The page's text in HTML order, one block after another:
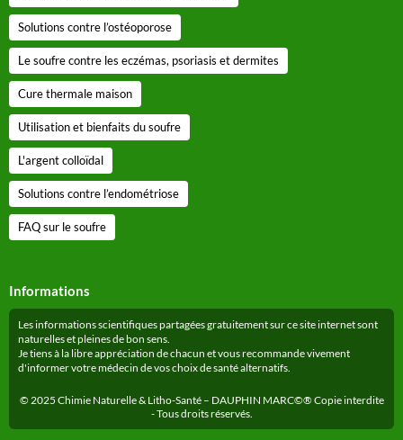
Solutions contre l’ostéoporose
Le soufre contre les eczémas, psoriasis et dermites
Cure thermale maison
Utilisation et bienfaits du soufre
L'argent colloïdal
Solutions contre l’endométriose
FAQ sur le soufre
Informations
Les informations scientifiques partagées gratuitement sur ce site internet sont
naturelles et pleines de bon sens.
Je tiens à la libre appréciation de chacun et vous recommande vivement
d'informer votre médecin de vos choix de santé alternatifs.
© 2025 Chimie Naturelle & Litho-Santé – DAUPHIN MARC©® Copie interdite
- Tous droits réservés.